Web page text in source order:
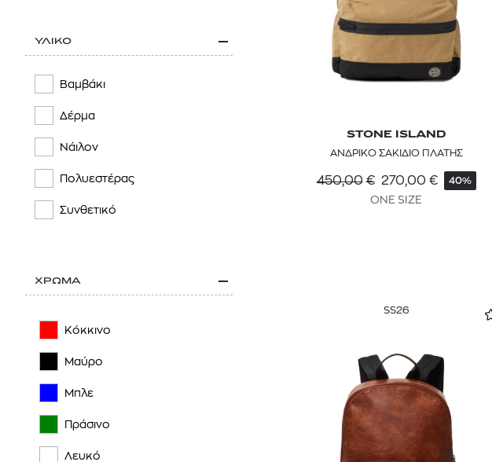
EMPORIO ARMANI
ON
PREMIATA
STONE ISLAND
THE NORTH FACE
ΥΛΙΚΟ
Βαμβάκι
Δέρμα
Νάιλον
Πολυεστέρας
Συνθετικό
ΧΡΩΜΑ
Κόκκινο
Μαύρο
Μπλε
Πράσινο
Λευκό
STONE ISLAND
ΑΝΔΡΙΚΟ ΣΑΚΙΔΙΟ ΠΛΑΤΗΣ
450,00 € 270,00 € 40%
ONE SIZE
SS26